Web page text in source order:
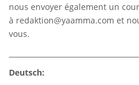
nous envoyer également un
à redaktion@yaamma.com et
vous.
Deutsch: